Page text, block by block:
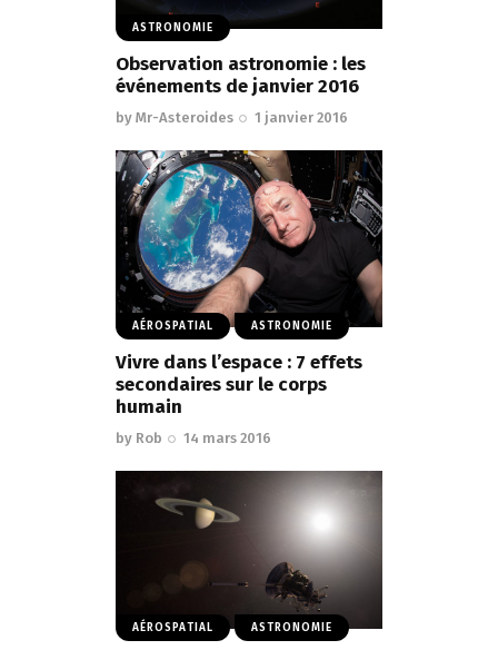
ASTRONOMIE
Observation astronomie : les
événements de janvier 2016
by Mr-Asteroides 1 janvier 2016
AÉROSPATIAL ASTRONOMIE
Vivre dans l’espace : 7 effets
secondaires sur le corps
humain
by Rob 14 mars 2016
AÉROSPATIAL ASTRONOMIE